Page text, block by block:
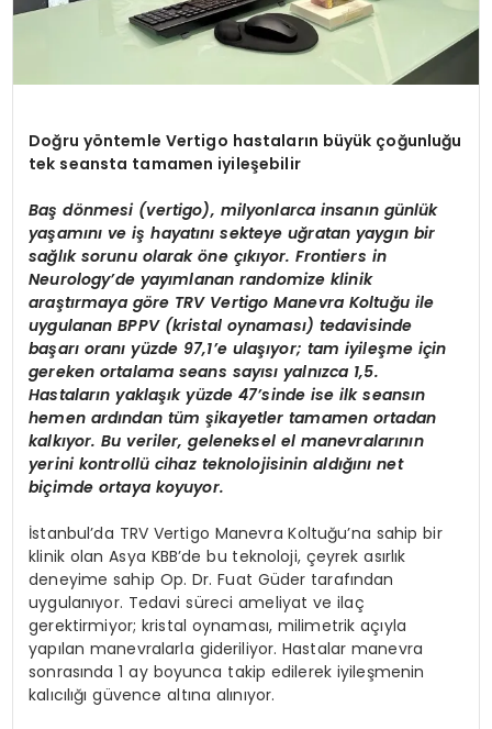
Doğru yöntemle Vertigo hastaların büyük çoğunluğu
tek seansta tamamen iyileşebilir
Baş dönmesi (vertigo), milyonlarca insanın günlük
yaşamını ve iş hayatını sekteye uğratan yaygın bir
sağlık sorunu olarak öne çıkıyor. Frontiers in
Neurology’de yayımlanan randomize klinik
araştırmaya göre TRV Vertigo Manevra Koltuğu ile
uygulanan BPPV (kristal oynaması) tedavisinde
başarı oranı yüzde 97,1’e ulaşıyor; tam iyileşme için
gereken ortalama seans sayısı yalnızca 1,5.
Hastaların yaklaşık yüzde 47’sinde ise ilk seansın
hemen ardından tüm şikayetler tamamen ortadan
kalkıyor. Bu veriler, geleneksel el manevralarının
yerini kontrollü cihaz teknolojisinin aldığını net
biçimde ortaya koyuyor.
İstanbul’da TRV Vertigo Manevra Koltuğu’na sahip bir
klinik olan Asya KBB’de bu teknoloji, çeyrek asırlık
deneyime sahip Op. Dr. Fuat Güder tarafından
uygulanıyor. Tedavi süreci ameliyat ve ilaç
gerektirmiyor; kristal oynaması, milimetrik açıyla
yapılan manevralarla gideriliyor. Hastalar manevra
sonrasında 1 ay boyunca takip edilerek iyileşmenin
kalıcılığı güvence altına alınıyor.